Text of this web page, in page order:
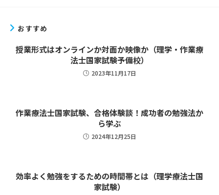
おすすめ
授業形式はオンラインか対面か映像か（理学・作業療
法士国家試験予備校）
2023年11月17日
作業療法士国家試験、合格体験談！成功者の勉強法か
ら学ぶ
2024年12月25日
効率よく勉強をするための時間帯とは（理学療法士国
家試験）